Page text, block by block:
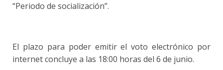
“Periodo de socialización”.
El plazo para poder emitir el voto electrónico por
internet concluye a las 18:00 horas del 6 de junio.